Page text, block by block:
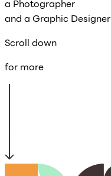
a Photographer
and a Graphic Designer
Scroll down
for more